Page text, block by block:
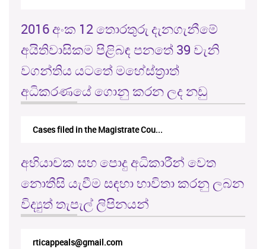
2016 අංක 12 තොරතුරු දැනගැනීමේ
අයිතිවාසිකම පිළිබඳ පනතේ 39 වැනි
වගන්තිය යටතේ මහේස්ත්‍රාත්
අධිකරණයේ ගොනු කරන ලද නඩු
Cases filed in the Magistrate Cou...
අභියාචක සහ පොදු අධිකාරීන් වෙත
නොතීසි යැවීම සඳහා භාවිතා කරනු ලබන
විද්‍යුත් තැපැල් ලිපිනයන්
rticappeals@gmail.com